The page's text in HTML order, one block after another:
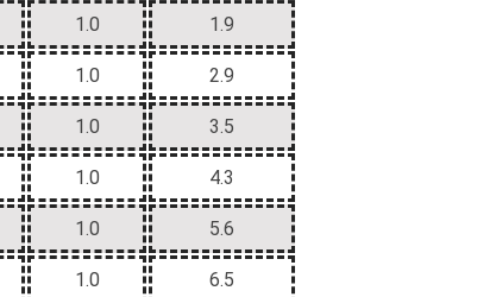
1.0 1.9
1.0 2.9
1.0 3.5
1.0 4.3
1.0 5.6
1.0 6.5